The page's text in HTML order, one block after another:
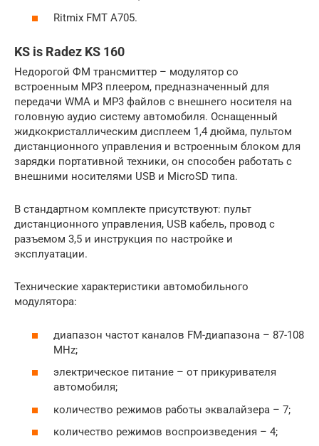
Ritmix FMT A705.
KS is Radez KS 160
Недорогой ФМ трансмиттер – модулятор со
встроенным MP3 плеером, предназначенный для
передачи WMA и MP3 файлов с внешнего носителя на
головную аудио систему автомобиля. Оснащенный
жидкокристаллическим дисплеем 1,4 дюйма, пультом
дистанционного управления и встроенным блоком для
зарядки портативной техники, он способен работать с
внешними носителями USB и MicroSD типа.
В стандартном комплекте присутствуют: пульт
дистанционного управления, USB кабель, провод с
разъемом 3,5 и инструкция по настройке и
эксплуатации.
Технические характеристики автомобильного
модулятора:
диапазон частот каналов FM-диапазона – 87-108
MHz;
электрическое питание – от прикуривателя
автомобиля;
количество режимов работы эквалайзера – 7;
количество режимов воспроизведения – 4;